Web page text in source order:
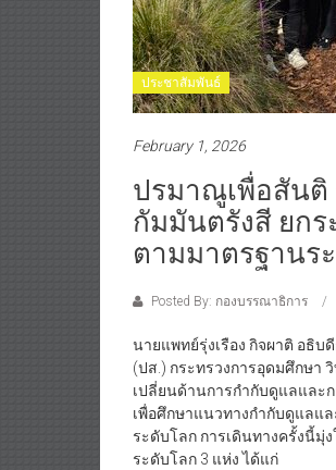
ประชาสัมพันธ์
ปรมาณูเพื่อสันติ
กัมมันตรังสี ยก
ตามมาตรฐานร
นายแพทย์รุ่งเรือง กิจผาติ อธิ
(ปส.) กระทรวงการอุดมศึกษา
เปลี่ยนด้านการกำกับดูแลและ
เพื่อศึกษาแนวทางกำกับดูแลแ
ระดับโลก การเดินทางครั้งนี้
ระดับโลก 3 แห่ง ได้แก่